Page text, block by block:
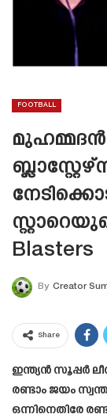
FOOTBALL
Blasters
By Creator
Share
ഇന്ത്യന്‍ സൂപ്പര്‍
രണ്ടാം ജയം
ഒന്നിനെതിരേ